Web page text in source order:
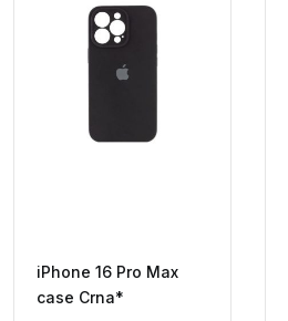
iPhone 16 Pro Max
case Crna*